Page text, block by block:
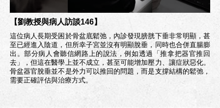
【劉教授與病人訪談146】
這位病人長期受困於骨盆底鬆弛，內診發現膀胱下垂非常明顯，甚
至已經進入陰道，但所幸子宮並沒有明顯脫垂，同時也合併直腸膨
出。部分病人會聽信網路上的說法，例如透過「推拿把器官推回
去」，但這在醫學上並不成立，甚至可能增加壓力、讓症狀惡化。
骨盆器官脫垂並不是外力可以推回的問題，而是支撐結構的鬆弛，
需要正確評估與治療方式。